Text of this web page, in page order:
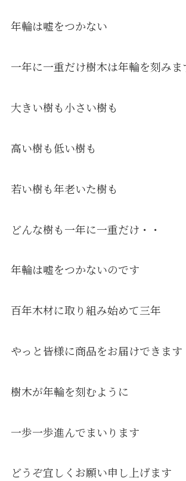
年輪は嘘をつかない
一年に一重だけ樹木は年輪を刻みま
大きい樹も小さい樹も
高い樹も低い樹も
若い樹も年老いた樹も
どんな樹も一年に一重だけ・・
年輪は嘘をつかないのです
百年木材に取り組み始めて三年
やっと皆様に商品をお届けできます
樹木が年輪を刻むように
一歩一歩進んでまいります
どうぞ宜しくお願い申し上げます